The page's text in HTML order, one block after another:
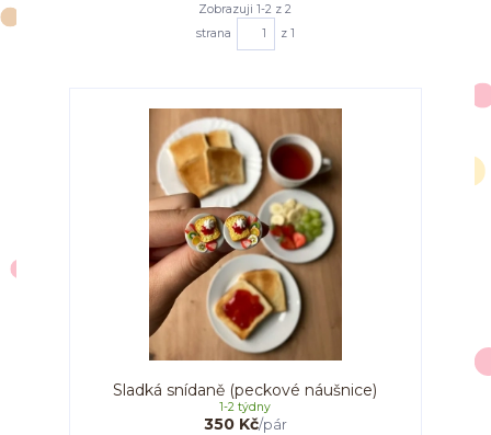
Zobrazuji 1-2 z 2
strana
z 1
Sladká snídaně (peckové náušnice)
350 Kč/pár
1-2 týdny